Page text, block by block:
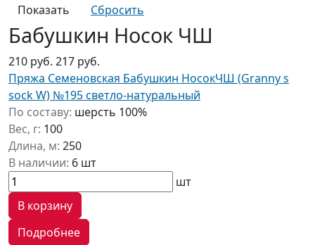
Бабушкин Носок ЧШ
210 руб. 217 руб.
Пряжа Семеновская Бабушкин НосокЧШ (Granny s
sock W) №195 светло-натуральный
По составу: шерсть 100%
Вес, г: 100
Длина, м: 250
В наличии: 6 шт
шт
В корзину
Подробнее